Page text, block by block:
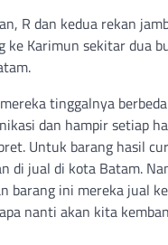
R dan kedua rekan
ke Karimun sekitar dua
tinggalnya
dan hampir setiap
Untuk barang hasil
di jual di kota Batam.
barang ini mereka jual
nanti akan kita